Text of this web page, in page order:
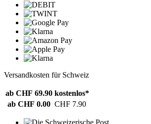
Versandkosten für Schweiz
ab CHF 69.90 kostenlos*
ab CHF 0.00 CHF 7.90